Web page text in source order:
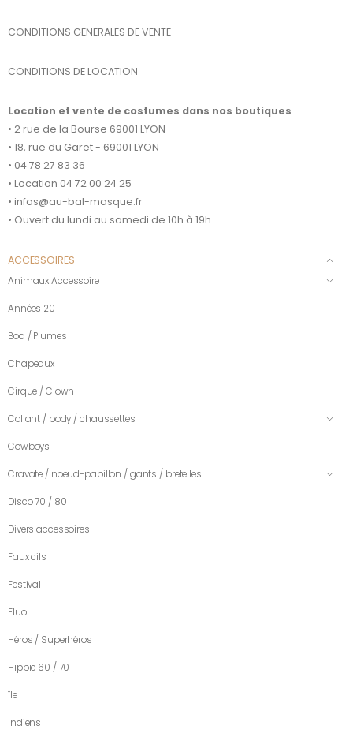
CONDITIONS GENERALES DE VENTE
CONDITIONS DE LOCATION
Location et vente de costumes dans nos boutiques
• 2 rue de la Bourse 69001 LYON
• 18, rue du Garet - 69001 LYON
• 04 78 27 83 36
• Location 04 72 00 24 25
• infos@au-bal-masque.fr
• Ouvert du lundi au samedi de 10h à 19h.
ACCESSOIRES
Animaux Accessoire
Années 20
Boa / Plumes
Chapeaux
Cirque / Clown
Collant / body / chaussettes
Cowboys
Cravate / noeud-papillon / gants / bretelles
Disco 70 / 80
Divers accessoires
Faux cils
Festival
Fluo
Héros / Superhéros
Hippie 60 / 70
île
Indiens